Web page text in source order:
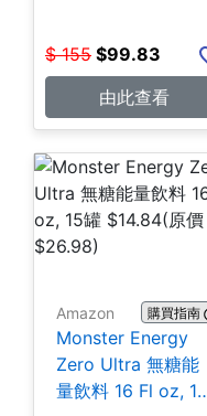
$ 155 $99.83
由此查看
Amazon 購買指南
Monster Energy
Zero Ultra 無糖能
量飲料 16 Fl oz, 15